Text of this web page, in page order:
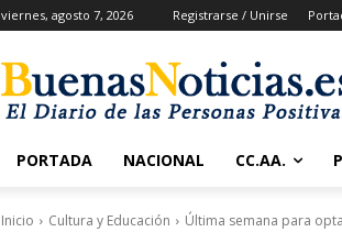
viernes, agosto 7, 2026 Registrarse / Unirse
PORTADA NACIONAL CC.AA.
Inicio Cultura y Educación Última semana para